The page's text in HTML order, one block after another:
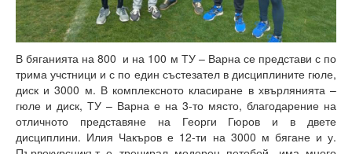
Образци електронни формуляри
Месец на науката 2021
Начало
Научноизследователски институт
Електротехнически факултет
В бяганията на 800 и на 100 м ТУ – Варна се представи с по
трима учстници и с по един състезател в дисциплините гюле,
диск и 3000 м. В комплексното класиране в хвърлянията –
гюле и диск, ТУ – Варна е на 3-то място, благодарение на
отличното представяне на Георги Гюров и в двете
дисциплини. Илия Чакъров е 12-ти на 3000 м бягане и у.